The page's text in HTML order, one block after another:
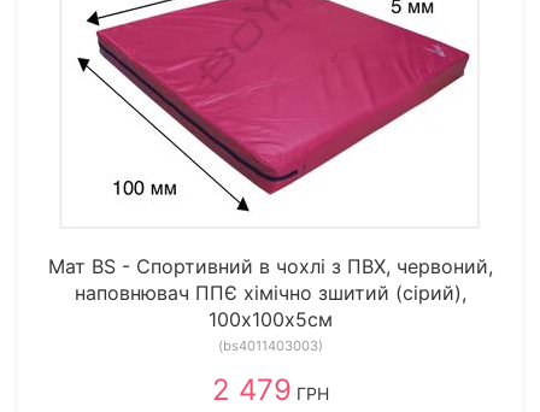
Мат BS - Cпортивний в чохлі з ПВХ, червоний,
наповнювач ППЄ хімічно зшитий (сірий),
100х100х5см
(bs4011403003)
2 479 ГРН